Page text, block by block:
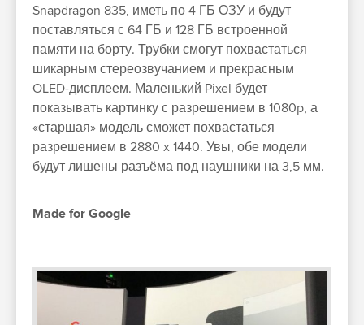
Snapdragon 835, иметь по 4 ГБ ОЗУ и будут
поставляться с 64 ГБ и 128 ГБ встроенной
памяти на борту. Трубки смогут похвастаться
шикарным стереозвучанием и прекрасным
OLED-дисплеем. Маленький Pixel будет
показывать картинку с разрешением в 1080p, а
«старшая» модель сможет похвастаться
разрешением в 2880 x 1440. Увы, обе модели
будут лишены разъёма под наушники на 3,5 мм.
Made for Google